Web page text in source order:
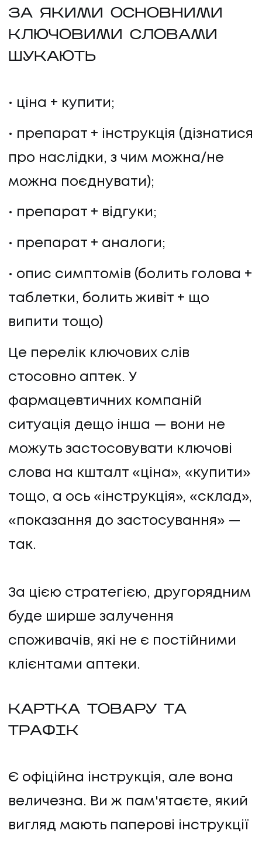
ЗА ЯКИМИ ОСНОВНИМИ
КЛЮЧОВИМИ СЛОВАМИ
ШУКАЮТЬ
ціна + купити;
препарат + інструкція (дізнатися
про наслідки, з чим можна/не
можна поєднувати);
препарат + відгуки;
препарат + аналоги;
опис симптомів (болить голова +
таблетки, болить живіт + що
випити тощо)
Це перелік ключових слів
стосовно аптек. У
фармацевтичних компаній
ситуація дещо інша — вони не
можуть застосовувати ключові
слова на кшталт «ціна», «купити»
тощо, а ось «інструкція», «склад»,
«показання до застосування» —
так.
За цією стратегією, другорядним
буде ширше залучення
споживачів, які не є постійними
клієнтами аптеки.
КАРТКА ТОВАРУ ТА
ТРАФІК
Є офіційна інструкція, але вона
величезна. Ви ж пам'ятаєте, який
вигляд мають паперові інструкції